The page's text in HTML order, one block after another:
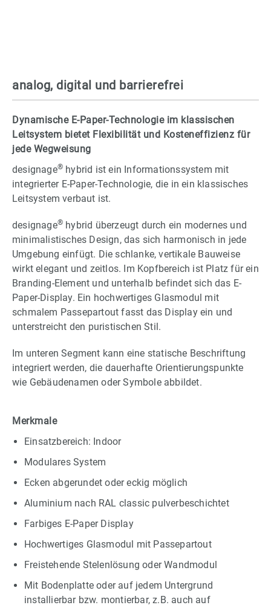
analog, digital und barrierefrei
Dynamische E-Paper-Technologie im klassischen
Leitsystem bietet Flexibilität und Kosteneffizienz für
jede Wegweisung
designage® hybrid ist ein Informationssystem mit
integrierter E-Paper-Technologie, die in ein klassisches
Leitsystem verbaut ist.
designage® hybrid überzeugt durch ein modernes und
minimalistisches Design, das sich harmonisch in jede
Umgebung einfügt. Die schlanke, vertikale Bauweise
wirkt elegant und zeitlos. Im Kopfbereich ist Platz für ein
Branding-Element und unterhalb befindet sich das E-
Paper-Display. Ein hochwertiges Glasmodul mit
schmalem Passepartout fasst das Display ein und
unterstreicht den puristischen Stil.
Im unteren Segment kann eine statische Beschriftung
integriert werden, die dauerhafte Orientierungspunkte
wie Gebäudenamen oder Symbole abbildet.
Merkmale
Einsatzbereich: Indoor
Modulares System
Ecken abgerundet oder eckig möglich
Aluminium nach RAL classic pulverbeschichtet
Farbiges E-Paper Display
Hochwertiges Glasmodul mit Passepartout
Freistehende Stelenlösung oder Wandmodul
Mit Bodenplatte oder auf jedem Untergrund
installierbar bzw. montierbar, z.B. auch auf